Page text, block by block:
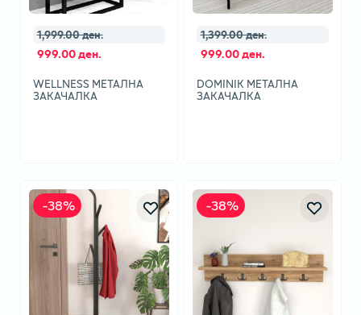
1,999.00 ден.
999.00 ден.
WELLNESS МЕТАЛНА
ЗАКАЧАЛКА
1,399.00 ден.
999.00 ден.
DOMINIK МЕТАЛНА
ЗАКАЧАЛКА
-38% -38%